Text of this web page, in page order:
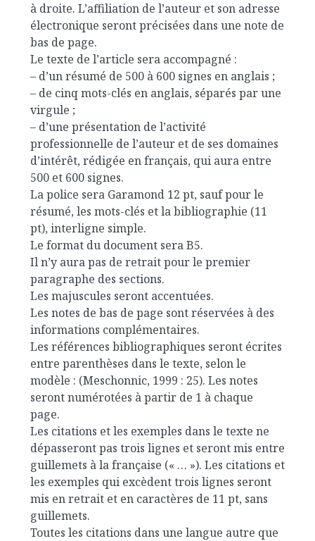
à droite. L’affiliation de l’auteur et son adresse
électronique seront précisées dans une note de
bas de page.
Le texte de l’article sera accompagné :
– d’un résumé de 500 à 600 signes en anglais ;
– de cinq mots-clés en anglais, séparés par une
virgule ;
– d’une présentation de l’activité
professionnelle de l’auteur et de ses domaines
d’intérêt, rédigée en français, qui aura entre
500 et 600 signes.
La police sera Garamond 12 pt, sauf pour le
résumé, les mots-clés et la bibliographie (11
pt), interligne simple.
Le format du document sera B5.
Il n’y aura pas de retrait pour le premier
paragraphe des sections.
Les majuscules seront accentuées.
Les notes de bas de page sont réservées à des
informations complémentaires.
Les références bibliographiques seront écrites
entre parenthèses dans le texte, selon le
modèle : (Meschonnic, 1999 : 25). Les notes
seront numérotées à partir de 1 à chaque
page.
Les citations et les exemples dans le texte ne
dépasseront pas trois lignes et seront mis entre
guillemets à la française (« … »). Les citations et
les exemples qui excèdent trois lignes seront
mis en retrait et en caractères de 11 pt, sans
guillemets.
Toutes les citations dans une langue autre que